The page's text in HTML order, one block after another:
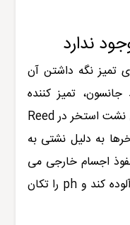
ندارد
تمیز نگه داشتن آن
تمیز کننده
نشت استخر درReed
به دلیل نشتی به
اجسام خارجی می
کند وph را تکان